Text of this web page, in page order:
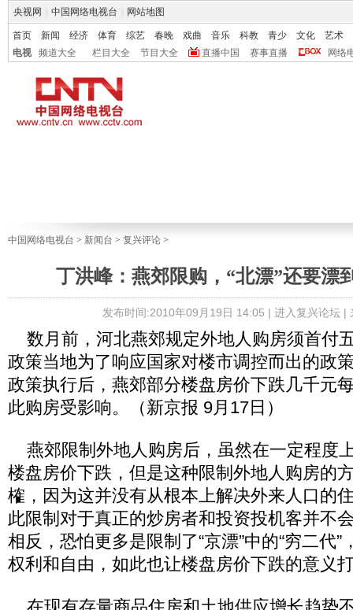
央视网 中国网络电视台 网站地图
首页 新闻 经济 体育 综艺 春晚 戏曲 音乐 科教 青少 文化
艺术
电视
频道大全 栏目大全 节目大全 直播中国 赛事直播 网络
中国网络电视台 > 新闻台 > 复兴评论 >
丁洪峰：燕郊限购，“北漂”还要漂
发布时间:2010年09月19日 14:05 | 进入复兴论坛|
数月前，河北燕郊规定外地人购房须首付
政策当地为了响应国家对楼市调控而出的政
政策执行后，燕郊部分楼盘房价下跌几千元
此购房受影响。（新京报 9月17日）
燕郊限制外地人购房后，虽然在一定程度
楼盘房价下跌，但是这种限制外地人购房的
榷，因为这并没有从根本上解决外来人口的
此限制对于真正的炒房者和投资投机客并不
相反，恐怕更多是限制了“京漂”中的“穷二代
权利和自由，如此也让楼盘房价下跌的意义